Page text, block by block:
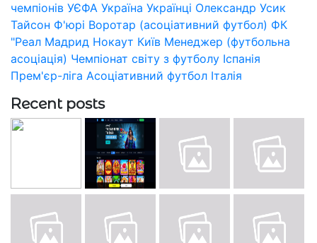
чемпіонів УЄФА Україна Українці Олександр Усик
Тайсон Ф'юрі Воротар (асоціативний футбол) ФК
"Реал Мадрид Нокаут Київ Менеджер (футбольна
асоціація) Чемпіонат світу з футболу Іспанія
Прем'єр-ліга Асоціативний футбол Італія
Recent posts